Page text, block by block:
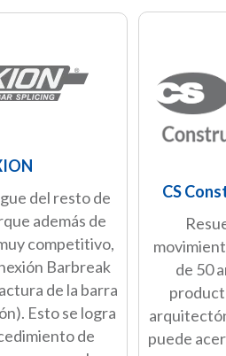
del resto de
además de
competitivo,
Barbreak
de la barra
Esto se logra
de
CS
de 50
puede